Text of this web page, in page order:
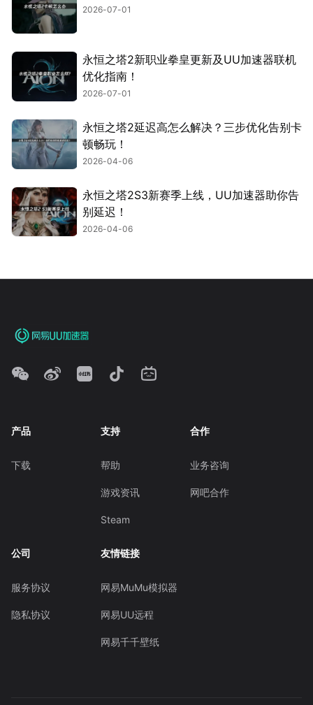
2026-07-01
永恒之塔2新职业拳皇更新及UU加速器联机
优化指南！
2026-07-01
永恒之塔2延迟高怎么解决？三步优化告别卡
顿畅玩！
2026-04-06
永恒之塔2S3新赛季上线，UU加速器助你告
别延迟！
2026-04-06
产品
下载
支持
帮助
游戏资讯
Steam
合作
业务咨询
网吧合作
公司
服务协议
隐私协议
友情链接
网易MuMu模拟器
网易UU远程
网易千千壁纸